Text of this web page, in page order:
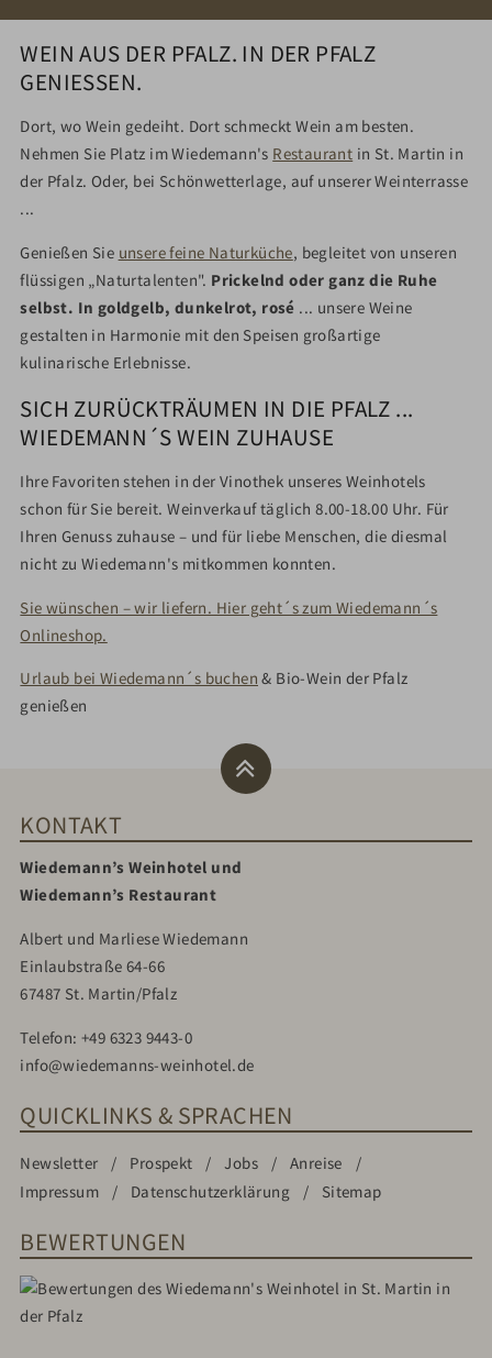
WEIN AUS DER PFALZ. IN DER PFALZ
GENIESSEN.
Dort, wo Wein gedeiht. Dort schmeckt Wein am besten.
Nehmen Sie Platz im Wiedemann's Restaurant in St. Martin in
der Pfalz. Oder, bei Schönwetterlage, auf unserer Weinterrasse
...
Genießen Sie unsere feine Naturküche, begleitet von unseren
flüssigen „Naturtalenten". Prickelnd oder ganz die Ruhe
selbst. In goldgelb, dunkelrot, rosé ... unsere Weine
gestalten in Harmonie mit den Speisen großartige
kulinarische Erlebnisse.
SICH ZURÜCKTRÄUMEN IN DIE PFALZ ...
WIEDEMANN´S WEIN ZUHAUSE
Ihre Favoriten stehen in der Vinothek unseres Weinhotels
schon für Sie bereit. Weinverkauf täglich 8.00-18.00 Uhr. Für
Ihren Genuss zuhause – und für liebe Menschen, die diesmal
nicht zu Wiedemann's mitkommen konnten.
Sie wünschen – wir liefern. Hier geht´s zum Wiedemann´s
Onlineshop.
Urlaub bei Wiedemann´s buchen & Bio-Wein der Pfalz
genießen
KONTAKT
Wiedemann’s Weinhotel und
Wiedemann’s Restaurant
Albert und Marliese Wiedemann
Einlaubstraße 64-66
67487 St. Martin/Pfalz
Telefon: +49 6323 9443-0
info@wiedemanns-weinhotel.de
QUICKLINKS & SPRACHEN
Newsletter Prospekt Jobs
Anreise
Impressum
Datenschutzerklärung Sitemap
BEWERTUNGEN